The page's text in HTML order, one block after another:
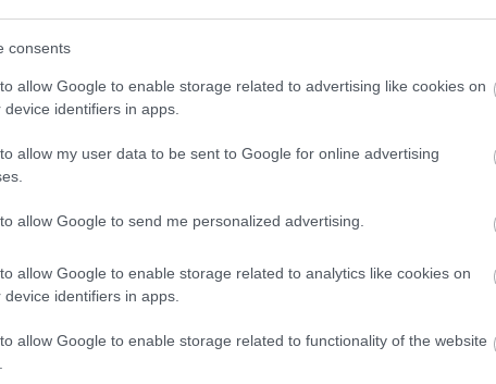
consents
allow Google to enable storage related to advertising like cookies on
device identifiers in apps.
allow my user data to be sent to Google for online advertising
allow Google to send me personalized advertising.
allow Google to enable storage related to analytics like cookies on
device identifiers in apps.
allow Google to enable storage related to functionality of the website